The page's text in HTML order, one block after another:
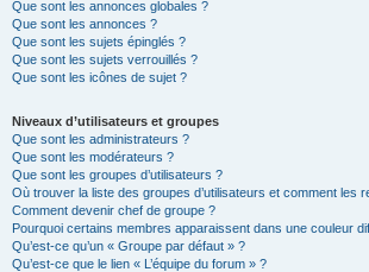
Que sont les annonces globales ?
Que sont les annonces ?
Que sont les sujets épinglés ?
Que sont les sujets verrouillés ?
Que sont les icônes de sujet ?
Niveaux d’utilisateurs et groupes
Que sont les administrateurs ?
Que sont les modérateurs ?
Que sont les groupes d’utilisateurs ?
Où trouver la liste des groupes d’utilisateurs et comment les
Comment devenir chef de groupe ?
Pourquoi certains membres apparaissent dans une couleur
Qu’est-ce qu’un « Groupe par défaut » ?
Qu’est-ce que le lien « L’équipe du forum » ?